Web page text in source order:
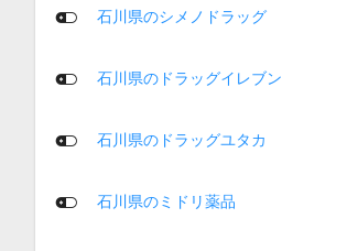
石川県のシメノドラッグ
石川県のドラッグイレブン
石川県のドラッグユタカ
石川県のミドリ薬品